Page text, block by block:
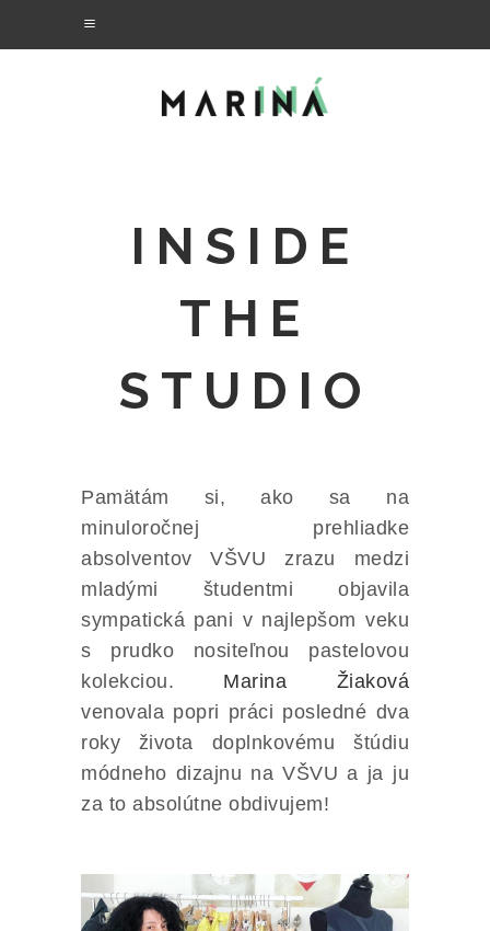
INSIDE
THE
STUDIO
Pamätám si, ako sa na
minuloročnej prehliadke
absolventov VŠVU zrazu medzi
mladými študentmi objavila
sympatická pani v najlepšom veku
s prudko nositeľnou pastelovou
kolekciou. Marina Žiaková
venovala popri práci posledné dva
roky života doplnkovému štúdiu
módneho dizajnu na VŠVU a ja ju
za to absolútne obdivujem!